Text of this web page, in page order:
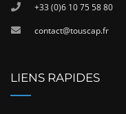
+33 (0)6 10 75 58 80
contact@touscap.fr
LIENS RAPIDES